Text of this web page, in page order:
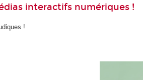
interactifs numériques !
!